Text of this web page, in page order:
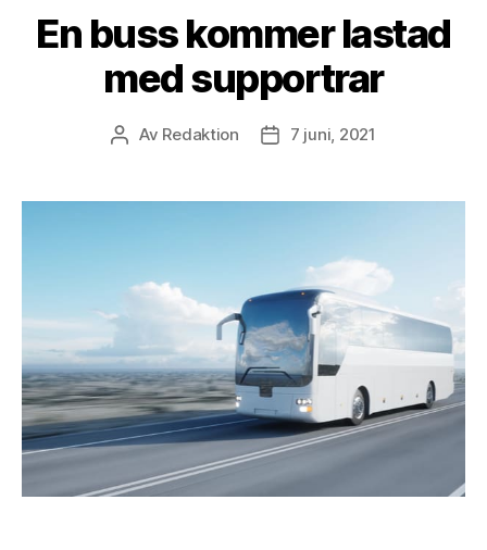
En buss kommer lastad
med supportrar
Inläggsförfattare
Av Redaktion Inläggsdatum
7 juni, 2021